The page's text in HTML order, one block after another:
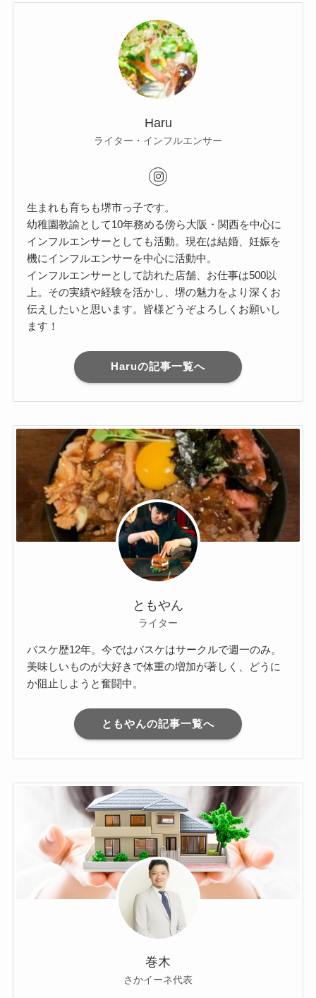
Haru
ライター・インフルエンサー
生まれも育ちも堺市っ子です。
幼稚園教諭として10年務める傍ら大阪・関西を中心に
インフルエンサーとしても活動。現在は結婚、妊娠を
機にインフルエンサーを中心に活動中。
インフルエンサーとして訪れた店舗、お仕事は500以
上。その実績や経験を活かし、堺の魅力をより深くお
伝えしたいと思います。皆様どうぞよろしくお願いし
ます！
Haruの記事一覧へ
ともやん
ライター
バスケ歴12年。今ではバスケはサークルで週一のみ。
美味しいものが大好きで体重の増加が著しく、どうに
か阻止しようと奮闘中。
ともやんの記事一覧へ
巻木
さかイーネ代表